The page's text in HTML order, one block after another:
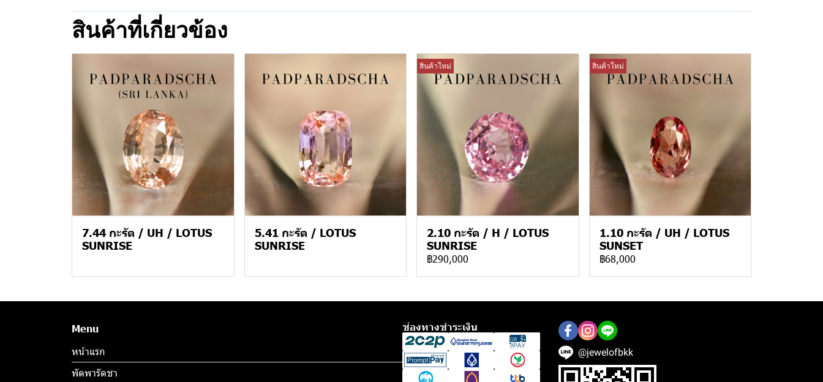
สินค้าที่เกี่ยวข้อง
7.44 กะรัต / UH / LOTUS
SUNRISE
5.41 กะรัต / LOTUS
SUNRISE
สินค้าใหม่
2.10 กะรัต / H / LOTUS
SUNRISE
฿290,000
สินค้าใหม่
1.10 กะรัต / UH / LOTUS
SUNSET
฿68,000
Menu
หน้าแรก
พัดพารัดชา
ช่องทางชำระเงิน
@jewelofbkk